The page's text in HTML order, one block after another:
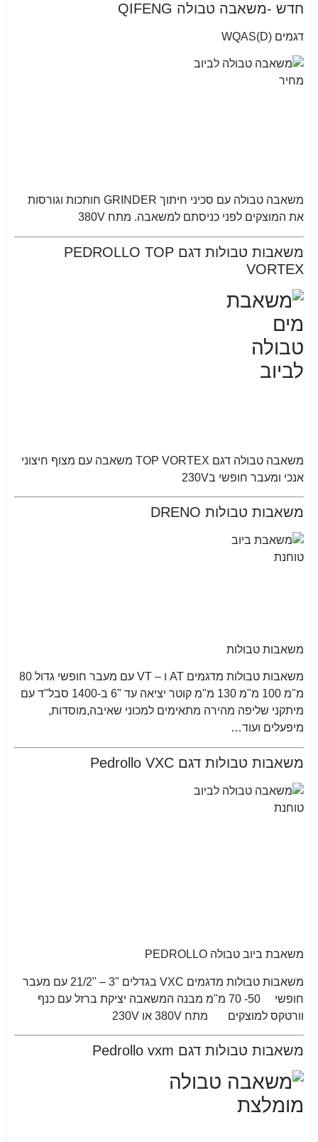
חדש -משאבה טבולה QIFENG
דגמים (WQAS(D
משאבה טבולה עם סכיני חיתוך GRINDER חותכות וגורסות
את המוצקים לפני כניסתם למשאבה. מתח 380V
משאבות טבולות דגם PEDROLLO TOP
VORTEX
משאבה טבולה דגם TOP VORTEX משאבה עם מצוף חיצוני
אנכי ומעבר חופשי ב230V
משאבות טבולות DRENO
משאבות טבולות
משאבות טבולות מדגמים AT ו – VT עם מעבר חופשי גדול 80
מ"מ 100 מ"מ 130 מ"מ קוטר יציאה עד "6 ב-1400 סבל"ד עם
מיתקני שליפה מהירה מתאימים למכוני שאיבה,מוסדות,
מיפעלים ועוד…
משאבות טבולות דגם Pedrollo VXC
משאבת ביוב טבולה PEDROLLO
משאבות טבולות מדגמים VXC בגדלים "3 – "21/2 עם מעבר
חופשי 50- 70 מ"מ מבנה המשאבה יציקת ברזל עם כנף
וורטקס למוצקים מתח 380V או 230V
משאבות טבולות דגם Pedrollo vxm